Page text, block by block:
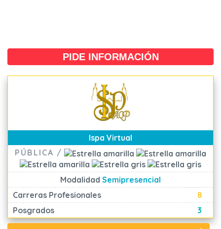
PIDE INFORMACIÓN
Ispa Virtual
PÚBLICA /
Modalidad Semipresencial
Carreras Profesionales
8
Posgrados
3